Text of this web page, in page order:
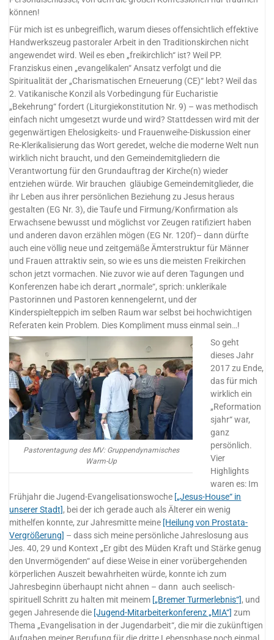
können!
Für mich ist es unbegreiflich, warum dieses offensichtlich effektive
Handwerkszeug pastoraler Arbeit in den Traditionskirchen nicht
angewendet wird. Weil es eben „freikirchlich“ ist? Weil PP.
Franziskus einen „evangelikalen“ Ansatz verfolgt und die
Spiritualität der „Charismatischen Erneuerung (CE)“ lebt? Weil das
2. Vatikanische Konzil als Vorbedingung für Eucharistie
„Bekehrung“ fordert (Liturgiekonstitution Nr. 9) – was methodisch
einfach nicht umgesetzt wurde und wird? Stattdessen wird mit der
gegenwärtigen Ehelosigkeits- und Frauenweihe-Diskussion einer
Re-Klerikalisierung das Wort geredet, welche die moderne Welt nun
wirklich nicht braucht, und den Gemeindemitgliedern die
Verantwortung für den Grundauftrag der Kirche(n) wieder
entziehen würde. Wir brauchen gläubige Gemeindemitglieder, die
ihr Leben aus ihrer persönlichen Beziehung zu Jesus heraus
gestalten (EG Nr. 3), die Taufe und Firmung/Konfirmation als
Erwachsene bewusst und möglichst vor Zeugen ratifiziert haben
und anderen davon erzählen mögen (EG Nr. 120f)– dann dürfte
auch eine völlig neue und zeitgemäße Ämterstruktur für Männer
und Frauen attraktiv sein, so wie es uns die meisten Freikirchen
schon jetzt vormachen. Nie zuvor wie auf deren Tagungen und
Konferenzen habe ich derart „normale“, sprich: unklerikale
Pastorinnen und Pastoren kennengelernt, und der
Kinderspielteppich im selben Raum war selbst bei hochwichtigen
Referaten kein Problem. Dies Kompliment muss einmal sein…!
Pastorentagung des MV: Gruppendynamisches
Warm-Up
So geht
dieses Jahr
2017 zu Ende,
das für mich
wirklich ein
„Reformation
sjahr“ war,
ganz
persönlich.
Vier
Highlights
waren es: Im
Frühjahr die Jugend-Evangelisationswoche [„Jesus-House“ in
unserer Stadt], bei der ich gerade auch als Älterer ein wenig
mithelfen konnte, zur Jahresmitte meine [Heilung von Prostata-
Vergrößerung] – dass sich meine persönliche Jahreslosung aus
Jes. 40, 29 und Kontext „Er gibt des Müden Kraft und Stärke genug
den Unvermögenden“ auf diese Weise in einer vorübergehenden
körperlichen Auszeit bewahrheiten würde, konnte ich zum
Jahresbeginn überhaupt nicht ahnen – dann auch seelisch-
spirituell Schritt zu halten mit meinem [„Bremer Turmerlebnis“], und
gegen Jahresende die [Jugend-Mitarbeiterkonferenz „MIA“] zum
Thema „Evangelisation in der Jugendarbeit“, die mir die zukünftigen